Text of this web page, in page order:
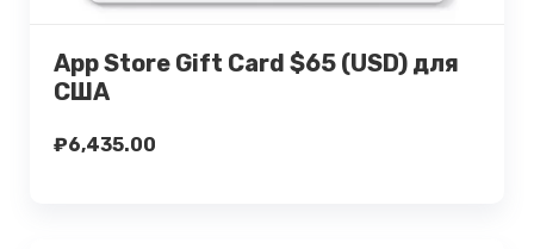
App Store Gift Card $65 (USD) для
США
₽6,435.00